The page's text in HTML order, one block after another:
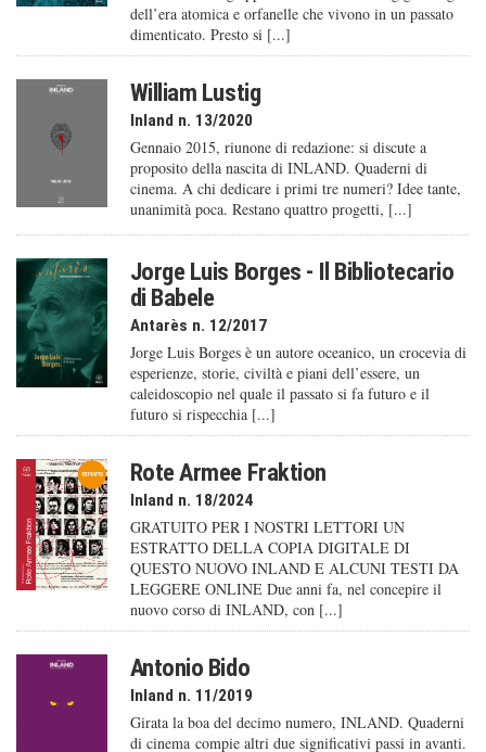
dell’era atomica e orfanelle che vivono in un passato
dimenticato. Presto si [...]
William Lustig
Inland n. 13/2020
Gennaio 2015, riunone di redazione: si discute a
proposito della nascita di INLAND. Quaderni di
cinema. A chi dedicare i primi tre numeri? Idee tante,
unanimità poca. Restano quattro progetti, [...]
Jorge Luis Borges - Il Bibliotecario
di Babele
Antarès n. 12/2017
Jorge Luis Borges è un autore oceanico, un crocevia di
esperienze, storie, civiltà e piani dell’essere, un
caleido­scopio nel quale il passato si fa futuro e il
futuro si rispecchia [...]
Rote Armee Fraktion
Inland n. 18/2024
GRATUITO PER I NOSTRI LETTORI UN
ESTRATTO DELLA COPIA DIGITALE DI
QUESTO NUOVO INLAND E ALCUNI TESTI DA
LEGGERE ONLINE Due anni fa, nel concepire il
nuovo corso di INLAND, con [...]
Antonio Bido
Inland n. 11/2019
Girata la boa del decimo numero, INLAND. Quaderni
di cinema compie altri due significativi passi in avanti.